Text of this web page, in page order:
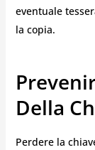
eventuale
la copia.
Della
Perdere la